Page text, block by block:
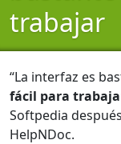
trabajar
“La interfaz es
fácil para
Softpedia
HelpNDoc.